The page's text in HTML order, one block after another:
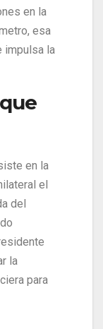
en la
esa
impulsa la
en la
el
del
la
para